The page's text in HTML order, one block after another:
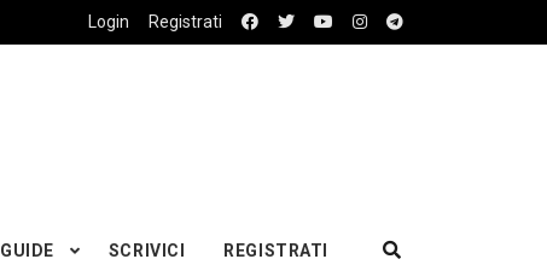
Login Registrati
GUIDE SCRIVICI REGISTRATI